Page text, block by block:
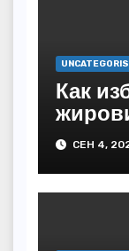
Как
СЕН 4,